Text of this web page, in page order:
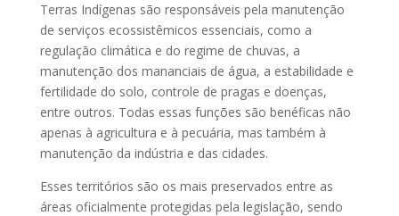
Terras Indígenas são responsáveis pela manutenção
de serviços ecossistêmicos essenciais, como a
regulação climática e do regime de chuvas, a
manutenção dos mananciais de água, a estabilidade e
fertilidade do solo, controle de pragas e doenças,
entre outros. Todas essas funções são benéficas não
apenas à agricultura e à pecuária, mas também à
manutenção da indústria e das cidades.
Esses territórios são os mais preservados entre as
áreas oficialmente protegidas pela legislação, sendo